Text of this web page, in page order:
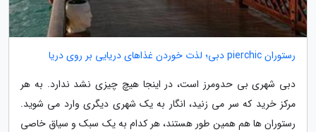
رستوران pierchic دبی؛ لذت خوردن غذاهای دریایی بر روی دریا
دبی شهری بی حدومرز است، در اینجا هیچ چیزی نشد ندارد. به هر
مرکز خرید که سر می زنید، انگار به یک شهری دیگری وارد می شوید.
رستوران ها هم همین طور هستند، هر کدام به یک سبک و سیاق خاصی